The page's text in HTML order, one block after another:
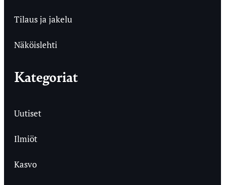
Tilaus ja jakelu
Näköislehti
Kategoriat
Uutiset
Ilmiöt
Kasvo